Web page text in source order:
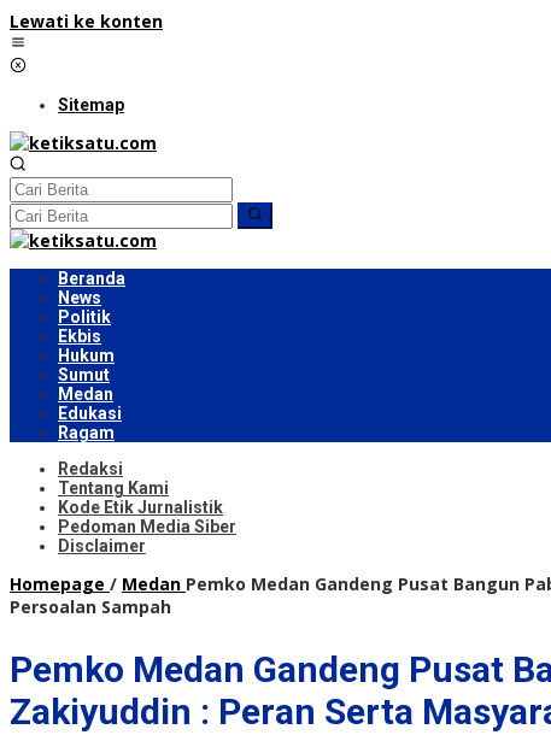
Lewati ke konten
Sitemap
Beranda
News
Politik
Ekbis
Hukum
Sumut
Medan
Edukasi
Ragam
Redaksi
Tentang Kami
Kode Etik Jurnalistik
Pedoman Media Siber
Disclaimer
Homepage / Medan Pemko Medan Gandeng Pusat Bangun
Persoalan Sampah
Pemko Medan Gandeng Pusat
Zakiyuddin : Peran Serta